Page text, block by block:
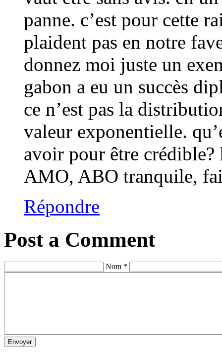
panne. c’est pour cette
plaident pas en notre
donnez moi juste un
gabon a eu un succès
ce n’est pas la
valeur exponentielle.
avoir pour être
AMO, ABO tranquile,
Répondre
Post a Comment
Nom *